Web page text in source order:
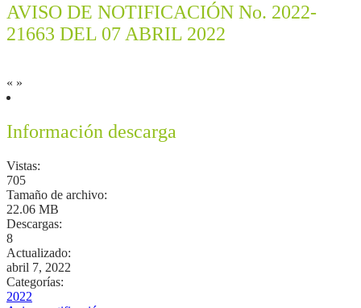
AVISO DE NOTIFICACIÓN No. 2022-
21663 DEL 07 ABRIL 2022
« »
Información descarga
Vistas:
705
Tamaño de archivo:
22.06 MB
Descargas:
8
Actualizado:
abril 7, 2022
Categorías:
2022